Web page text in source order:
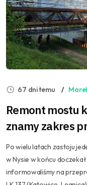
67 dni temu
Remont mostu
znamy zakres
Po wielu latach zastoju
w Nysie w końcu
informowaliśmy na